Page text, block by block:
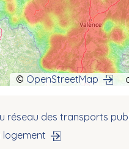
© OpenStreetMap
réseau des transports
logement